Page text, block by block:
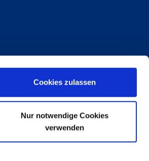
Cookies zulassen
Nur notwendige Cookies
verwenden
Impressum